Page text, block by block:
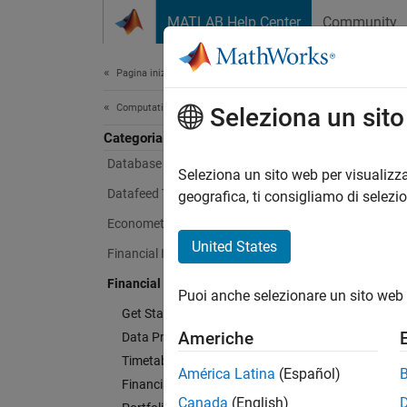
MATLAB Help Center Community
Pagina iniziale della documentazione
Computational Finance
Categoria
Database Toolbox
Datafeed Toolbox
Econometrics Toolbox
Financial Instruments Toolbox
Financial Toolbox
Get Started with Financial Toolbox
Data Preprocessing
Timetables in Finance
Financial Data Analytics
Seleziona un
Seleziona un sito web per
geografica, ti consigliamo di
United States
Puoi anche selezionare un sito
Americhe
América Latina (Español)
Canada (English)